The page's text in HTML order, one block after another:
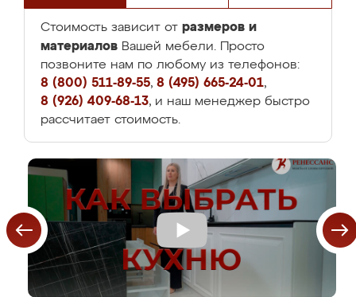
Стоимость зависит от размеров и
материалов Вашей мебели. Просто
позвоните нам по любому из телефонов:
8 (800) 511-89-55, 8 (495) 665-24-01,
8 (926) 409-68-13, и наш менеджер быстро
рассчитает стоимость.